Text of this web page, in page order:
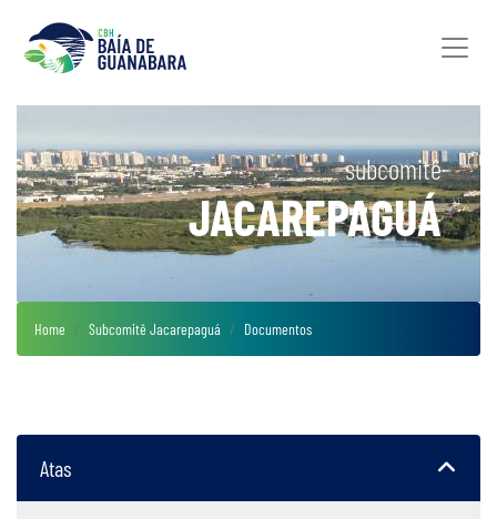
subcomitê
JACAREPAGUÁ
Home Subcomitê Jacarepaguá Documentos
Atas